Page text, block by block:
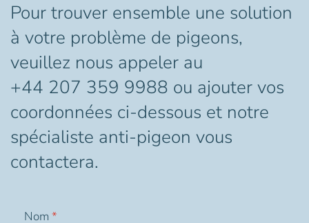
Pour trouver ensemble une solution
à votre problème de pigeons,
veuillez nous appeler au
+44 207 359 9988 ou ajouter vos
coordonnées ci-dessous et notre
spécialiste anti-pigeon vous
contactera.
Nom *